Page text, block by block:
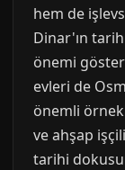
hem de
Dinar'ın
önemi
evleri de
önemli
ve ahşap
tarihi